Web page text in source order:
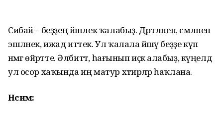
Сибай – беҙҙең йәшлек ҡалабыҙ. Дәртләнеп, сәмләнеп
эшләнек, ижад иттек. Ул ҡалала йәшәү беҙҙе күп
нәмәгә өйрәтте. Әлбиттә, һағынып иҫкә алабыҙ, күңелдә
ул осор хаҡында иң матур хәтирәләр һаҡлана.
Нәсимә: